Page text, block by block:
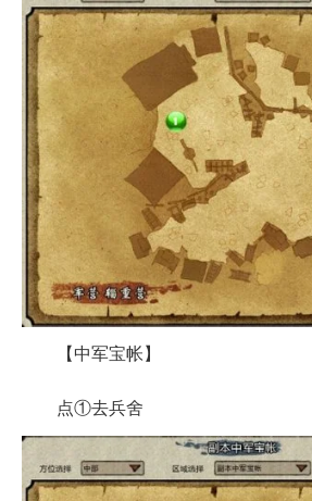
【中军宝帐】
点①去兵舍